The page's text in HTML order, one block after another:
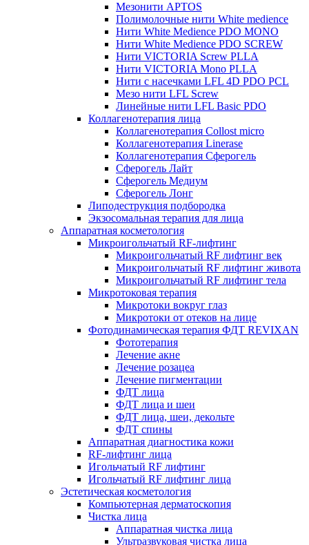
Мезонити APTOS
Полимолочные нити White medience
Нити White Medience PDO MONO
Нити White Medience PDO SCREW
Нити VICTORIA Screw PLLA
Нити VICTORIA Mono PLLA
Нити с насечками LFL 4D PDO PCL
Мезо нити LFL Screw
Линейные нити LFL Basic PDO
Коллагенотерапия лица
Коллагенотерапия Collost micro
Коллагенотерапия Linerase
Коллагенотерапия Сферогель
Сферогель Лайт
Сферогель Медиум
Сферогель Лонг
Липодеструкция подбородка
Экзосомальная терапия для лица
Аппаратная косметология
Микроигольчатый RF-лифтинг
Микроигольчатый RF лифтинг век
Микроигольчатый RF лифтинг живота
Микроигольчатый RF лифтинг тела
Микротоковая терапия
Микротоки вокруг глаз
Микротоки от отеков на лице
Фотодинамическая терапия ФДТ REVIXAN
Фототерапия
Лечение акне
Лечение розацеа
Лечение пигментации
ФДТ лица
ФДТ лица и шеи
ФДТ лица, шеи, декольте
ФДТ спины
Аппаратная диагностика кожи
RF-лифтинг лица
Игольчатый RF лифтинг
Игольчатый RF лифтинг лица
Эстетическая косметология
Компьютерная дерматоскопия
Чистка лица
Аппаратная чистка лица
Ультразвуковая чистка лица